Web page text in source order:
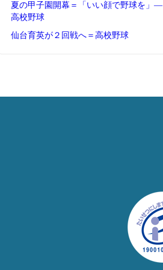
夏の甲子園開幕＝「いい顔で野球を」―
高校野球
仙台育英が２回戦へ＝高校野球